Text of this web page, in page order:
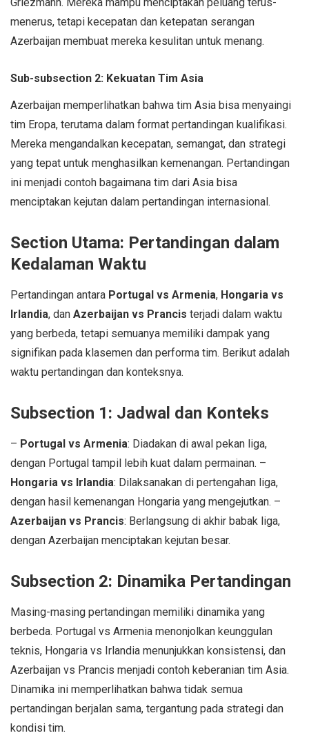
menerus, tetapi kecepatan dan ketepatan serangan
Azerbaijan membuat mereka kesulitan untuk menang.
Sub-subsection 2: Kekuatan Tim Asia
Azerbaijan memperlihatkan bahwa tim Asia bisa menyaingi
tim Eropa, terutama dalam format pertandingan kualifikasi.
Mereka mengandalkan kecepatan, semangat, dan strategi
yang tepat untuk menghasilkan kemenangan. Pertandingan
ini menjadi contoh bagaimana tim dari Asia bisa
menciptakan kejutan dalam pertandingan internasional.
Section Utama: Pertandingan dalam
Kedalaman Waktu
Pertandingan antara Portugal vs Armenia, Hongaria vs
Irlandia, dan Azerbaijan vs Prancis terjadi dalam waktu
yang berbeda, tetapi semuanya memiliki dampak yang
signifikan pada klasemen dan performa tim. Berikut adalah
waktu pertandingan dan konteksnya.
Subsection 1: Jadwal dan Konteks
– Portugal vs Armenia: Diadakan di awal pekan liga,
dengan Portugal tampil lebih kuat dalam permainan. –
Hongaria vs Irlandia: Dilaksanakan di pertengahan liga,
dengan hasil kemenangan Hongaria yang mengejutkan. –
Azerbaijan vs Prancis: Berlangsung di akhir babak liga,
dengan Azerbaijan menciptakan kejutan besar.
Subsection 2: Dinamika Pertandingan
Masing-masing pertandingan memiliki dinamika yang
berbeda. Portugal vs Armenia menonjolkan keunggulan
teknis, Hongaria vs Irlandia menunjukkan konsistensi, dan
Azerbaijan vs Prancis menjadi contoh keberanian tim Asia.
Dinamika ini memperlihatkan bahwa tidak semua
pertandingan berjalan sama, tergantung pada strategi dan
kondisi tim.